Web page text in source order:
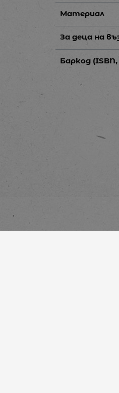
Материал
За деца на
Баркод (ISBN,